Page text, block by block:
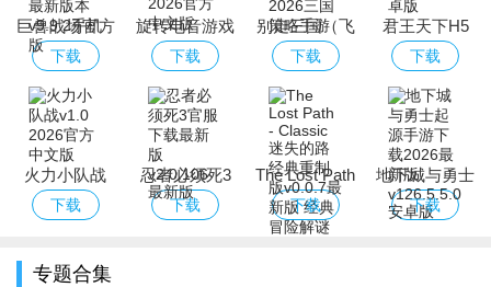
巨兽战场官方
版下载2026最
新版本
下载
旋转电音游戏
app
下载
别走三国（飞
升版）
下载
君王天下H5
变态版
下载
火力小队战
下载
忍者必须死3
官服下载最新
下载
The Lost Path
- Classic 迷失
的路经典重制
下载
地下城与勇士
起源手游下载
下载
专题合集